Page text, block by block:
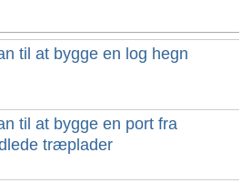
til at bygge en log hegn
til at bygge en port fra
træplader